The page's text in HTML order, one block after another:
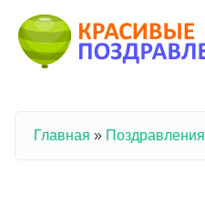
Вы здесь
Главная » Поздравления